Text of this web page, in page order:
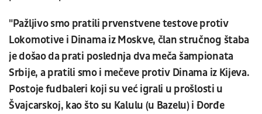
"Pažljivo smo pratili prvenstvene testove protiv
Lokomotive i Dinama iz Moskve, član stručnog štaba
je došao da prati poslednja dva meča šampionata
Srbije, a pratili smo i mečeve protiv Dinama iz Kijeva.
Postoje fudbaleri koji su već igrali u prošlosti u
Švajcarskoj, kao što su Kalulu (u Bazelu) i Đorđe